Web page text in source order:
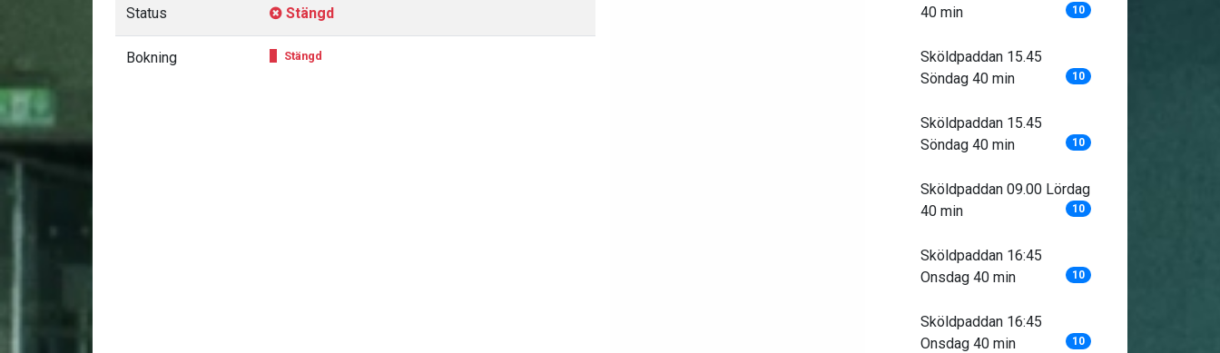
Status Stängd
Bokning Stängd
40 min
10
Sköldpaddan 15.45
Söndag 40 min
10
Sköldpaddan 15.45
Söndag 40 min
10
Sköldpaddan 09.00 Lördag
40 min
10
Sköldpaddan 16:45
Onsdag 40 min
10
Sköldpaddan 16:45
Onsdag 40 min
10